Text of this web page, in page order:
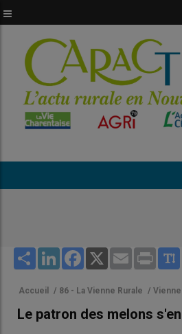
au
principal
Share LinkedInFacebook
X Email Print
Accueil / 86 - La Vienne Rurale / Vienne
Le patron des melons